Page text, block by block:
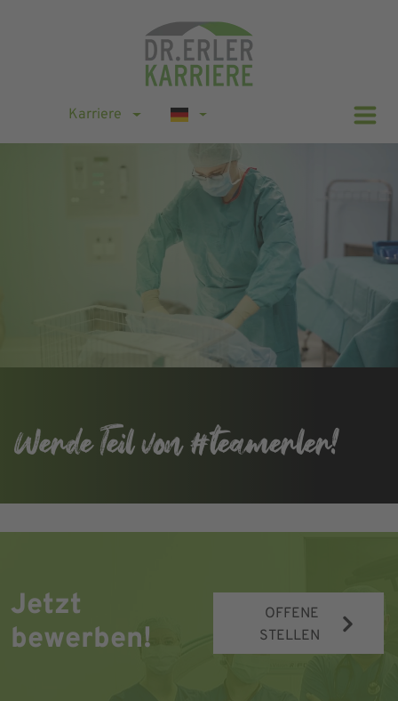
Karriere
Werde Teil von #teamerler!
Jetzt
bewerben!
OFFENE
STELLEN